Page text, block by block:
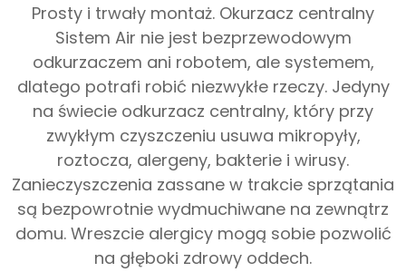
Prosty i trwały montaż. Okurzacz centralny
Sistem Air nie jest bezprzewodowym
odkurzaczem ani robotem, ale systemem,
dlatego potrafi robić niezwykłe rzeczy. Jedyny
na świecie odkurzacz centralny, który przy
zwykłym czyszczeniu usuwa mikropyły,
roztocza, alergeny, bakterie i wirusy.
Zanieczyszczenia zassane w trakcie sprzątania
są bezpowrotnie wydmuchiwane na zewnątrz
domu. Wreszcie alergicy mogą sobie pozwolić
na głęboki zdrowy oddech.